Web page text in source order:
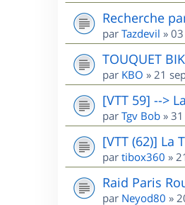
Recherche
par Tazdevil »
TOUQUET
par KBO » 21
[VTT 59] -->
par Tgv Bob »
[VTT (62)] La
par tibox360 »
Raid Paris
par Neyod80 »